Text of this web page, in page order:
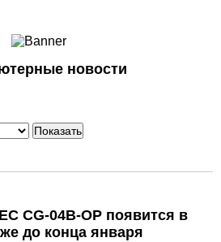
обеспечение
новости
CG-04B-OP появится в
до конца января